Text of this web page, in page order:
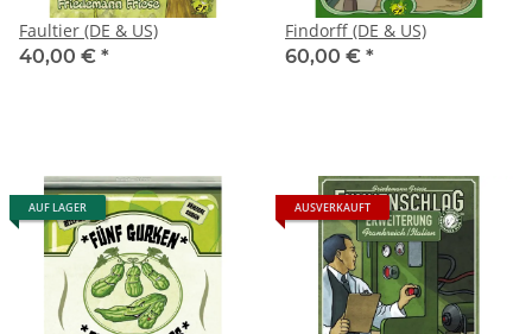
Faultier (DE & US)
40,00 € *
Findorff (DE & US)
60,00 € *
AUF LAGER AUSVERKAUFT